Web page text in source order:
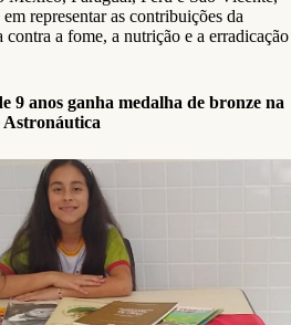
representar as contribuições da
a fome, a nutrição e a erradicação
9 anos ganha medalha de bronze na
Astronáutica